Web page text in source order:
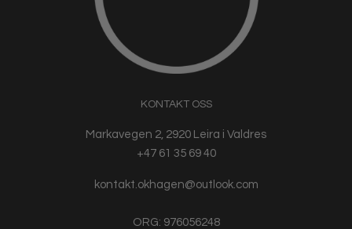
KONTAKT OSS
Markavegen 2, 2920 Leira i Valdres
+47 61 35 69 40
kontakt.okhagen@outlook.com
ORG: 976056248